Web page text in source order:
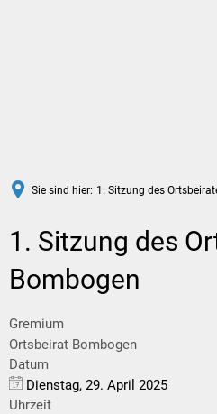
Sie sind hier: 1. Sitzung des
1. Sitzung des
Bombogen
Gremium
Ortsbeirat Bombogen
Datum
Dienstag, 29. April 2025
Uhrzeit